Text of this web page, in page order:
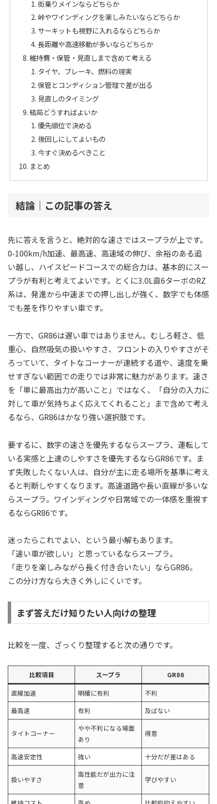
街乗りメインならどちらか
峠やワインディングを楽しみたいならどちらか
サーキットも視野に入れるならどちらか
長距離や高速移動が多いならどちらか
維持費・保管・見直しまで含めて考える
タイヤ、ブレーキ、燃料の現実
保管とコンディション管理で差が出る
見直しのタイミング
結局どうすればよいか
優先順位で決める
後回しにしてよいもの
今すぐ決めるべきこと
まとめ
結論｜この記事の答え
先に答えを言うと、絶対的な速さではスープラが上です。
0-100km/h加速、最高速、高速域の伸び、余裕のある追
い越し、ハイスピードコースでの総合力は、基本的にスー
プラが有利と考えてよいです。とくに3.0L直6ターボのRZ
系は、発進から中速までの押し出しが強く、数字でも体感
でも差を作りやすい車です。
一方で、GR86は遅い車ではありません。むしろ軽さ、低
重心、自然吸気の扱いやすさ、フロントの入りやすさがそ
ろっていて、タイトなコーナーが連続する道や、速度を乗
せすぎない範囲での走りでは非常に魅力があります。速さ
を「単に最高出力が高いこと」ではなく、「自分の入力に
対して車が気持ちよく応えてくれること」まで含めて考え
るなら、GR86はかなり強い選択肢です。
要するに、数字の速さを優先するならスープラ、運転して
いる実感と上達のしやすさを優先するならGR86です。ま
ず失敗したくない人は、自分が主に走る場所を基準に考え
ると判断しやすくなります。高速道路や長い直線が多いな
らスープラ。ワインディングや日常域での一体感を重視す
るならGR86です。
迷ったらこれでよい、という最小解もあります。
「速い車が欲しい」と思っているならスープラ。
「走りを楽しみながら長く付き合いたい」ならGR86。
この分け方なら大きく外しにくいです。
まず答えだけ知りたい人向けの整理
比較を一度、ざっくり整理すると次の通りです。
比較項目 スープラ
GR86
直線加速
明確に有利
不利
最高速
有利 及ばない
タイトコーナー
やや不利になる場面
あり
得意
高速安定性 強い 十分だが差はある
扱いやすさ
高性能だが出力に注
意
学びやすい